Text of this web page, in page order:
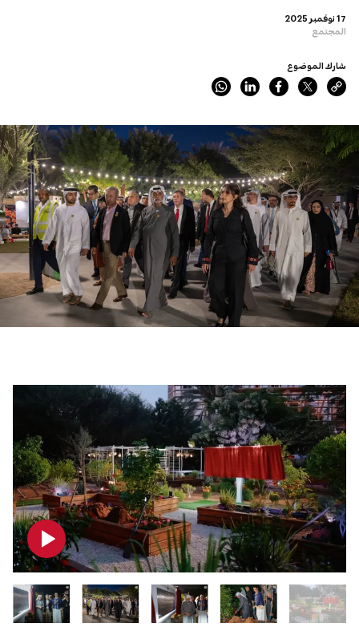
17 نوفمبر 2025
المجتمع
شارك الموضوع